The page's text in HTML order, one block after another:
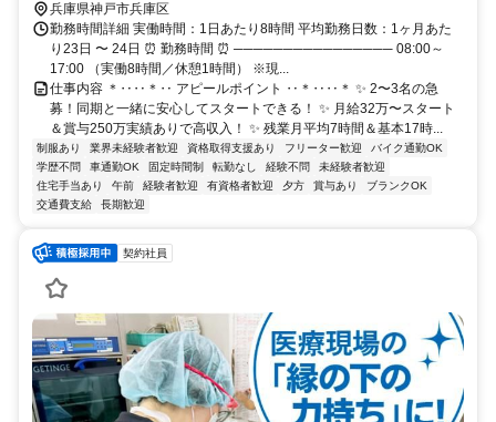
兵庫県神戸市兵庫区
勤務時間詳細 実働時間：1日あたり8時間 平均勤務日数：1ヶ月あた
り23日 〜 24日 ⏰ 勤務時間 ⏰ ──────────────── 08:00～
17:00 （実働8時間／休憩1時間） ※現...
仕事内容 ＊‥‥＊‥ アピールポイント ‥＊‥‥＊ ✨ 2〜3名の急
募！同期と一緒に安心してスタートできる！ ✨ 月給32万〜スタート
＆賞与250万実績ありで高収入！ ✨ 残業月平均7時間＆基本17時...
制服あり 業界未経験者歓迎 資格取得支援あり フリーター歓迎
バイク通勤OK
学歴不問
車通勤OK 固定時間制 転勤なし 経験不問
未経験者歓迎
住宅手当あり
午前 経験者歓迎 有資格者歓迎 夕方 賞与あり
ブランクOK
交通費支給
長期歓迎
契約社員